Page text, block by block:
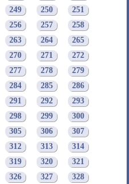
249 250
251
256 257
258
263 264
265
270 271
272
277 278
279
284 285
286
291 292
293
298 299
300
305 306
307
312 313
314
319 320
321
326 327
328